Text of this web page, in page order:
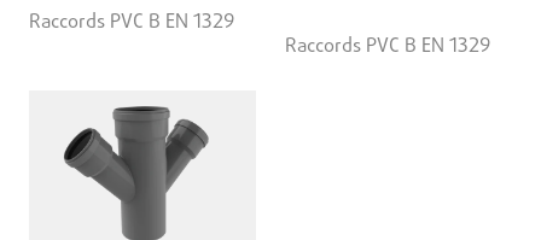
Raccords PVC B EN 1329
Raccords PVC B EN 1329